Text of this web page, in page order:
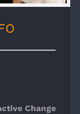
Change